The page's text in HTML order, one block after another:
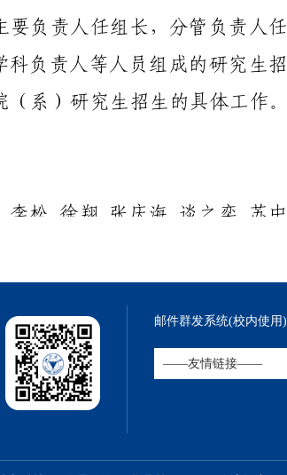
邮件群发系统(校内使用)